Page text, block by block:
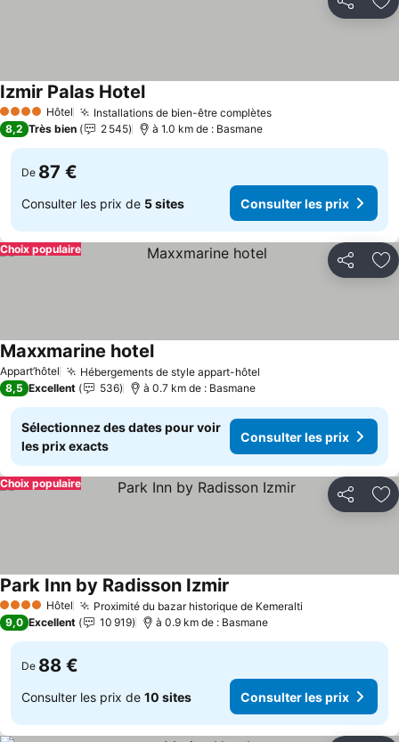
Partager
4 Étoiles Hôtel Installations de bien-être complètesConsulter les prix
Izmir Palas HotelConsulter les prix
8,2 Très bien 2 545 à 1.0 km de : Basmane
De 87 €
Consulter les prix de 5 sites Consulter les prix
Partager
Choix populaire
Appart’hôtel Hébergements de style appart-hôtel
Maxxmarine hotelConsulter les prix
8,5 Excellent 536 à 0.7 km de : Basmane
Sélectionnez des dates pour voir
les prix exacts
Consulter les prix
Partager
Choix populaire
4 Étoiles Hôtel Proximité du bazar historique de Kemeralti
Park Inn by Radisson Izmir
9,0 Excellent 10 919 à 0.9 km de : Basmane
De 88 €
Consulter les prix de 10 sites Consulter les prix